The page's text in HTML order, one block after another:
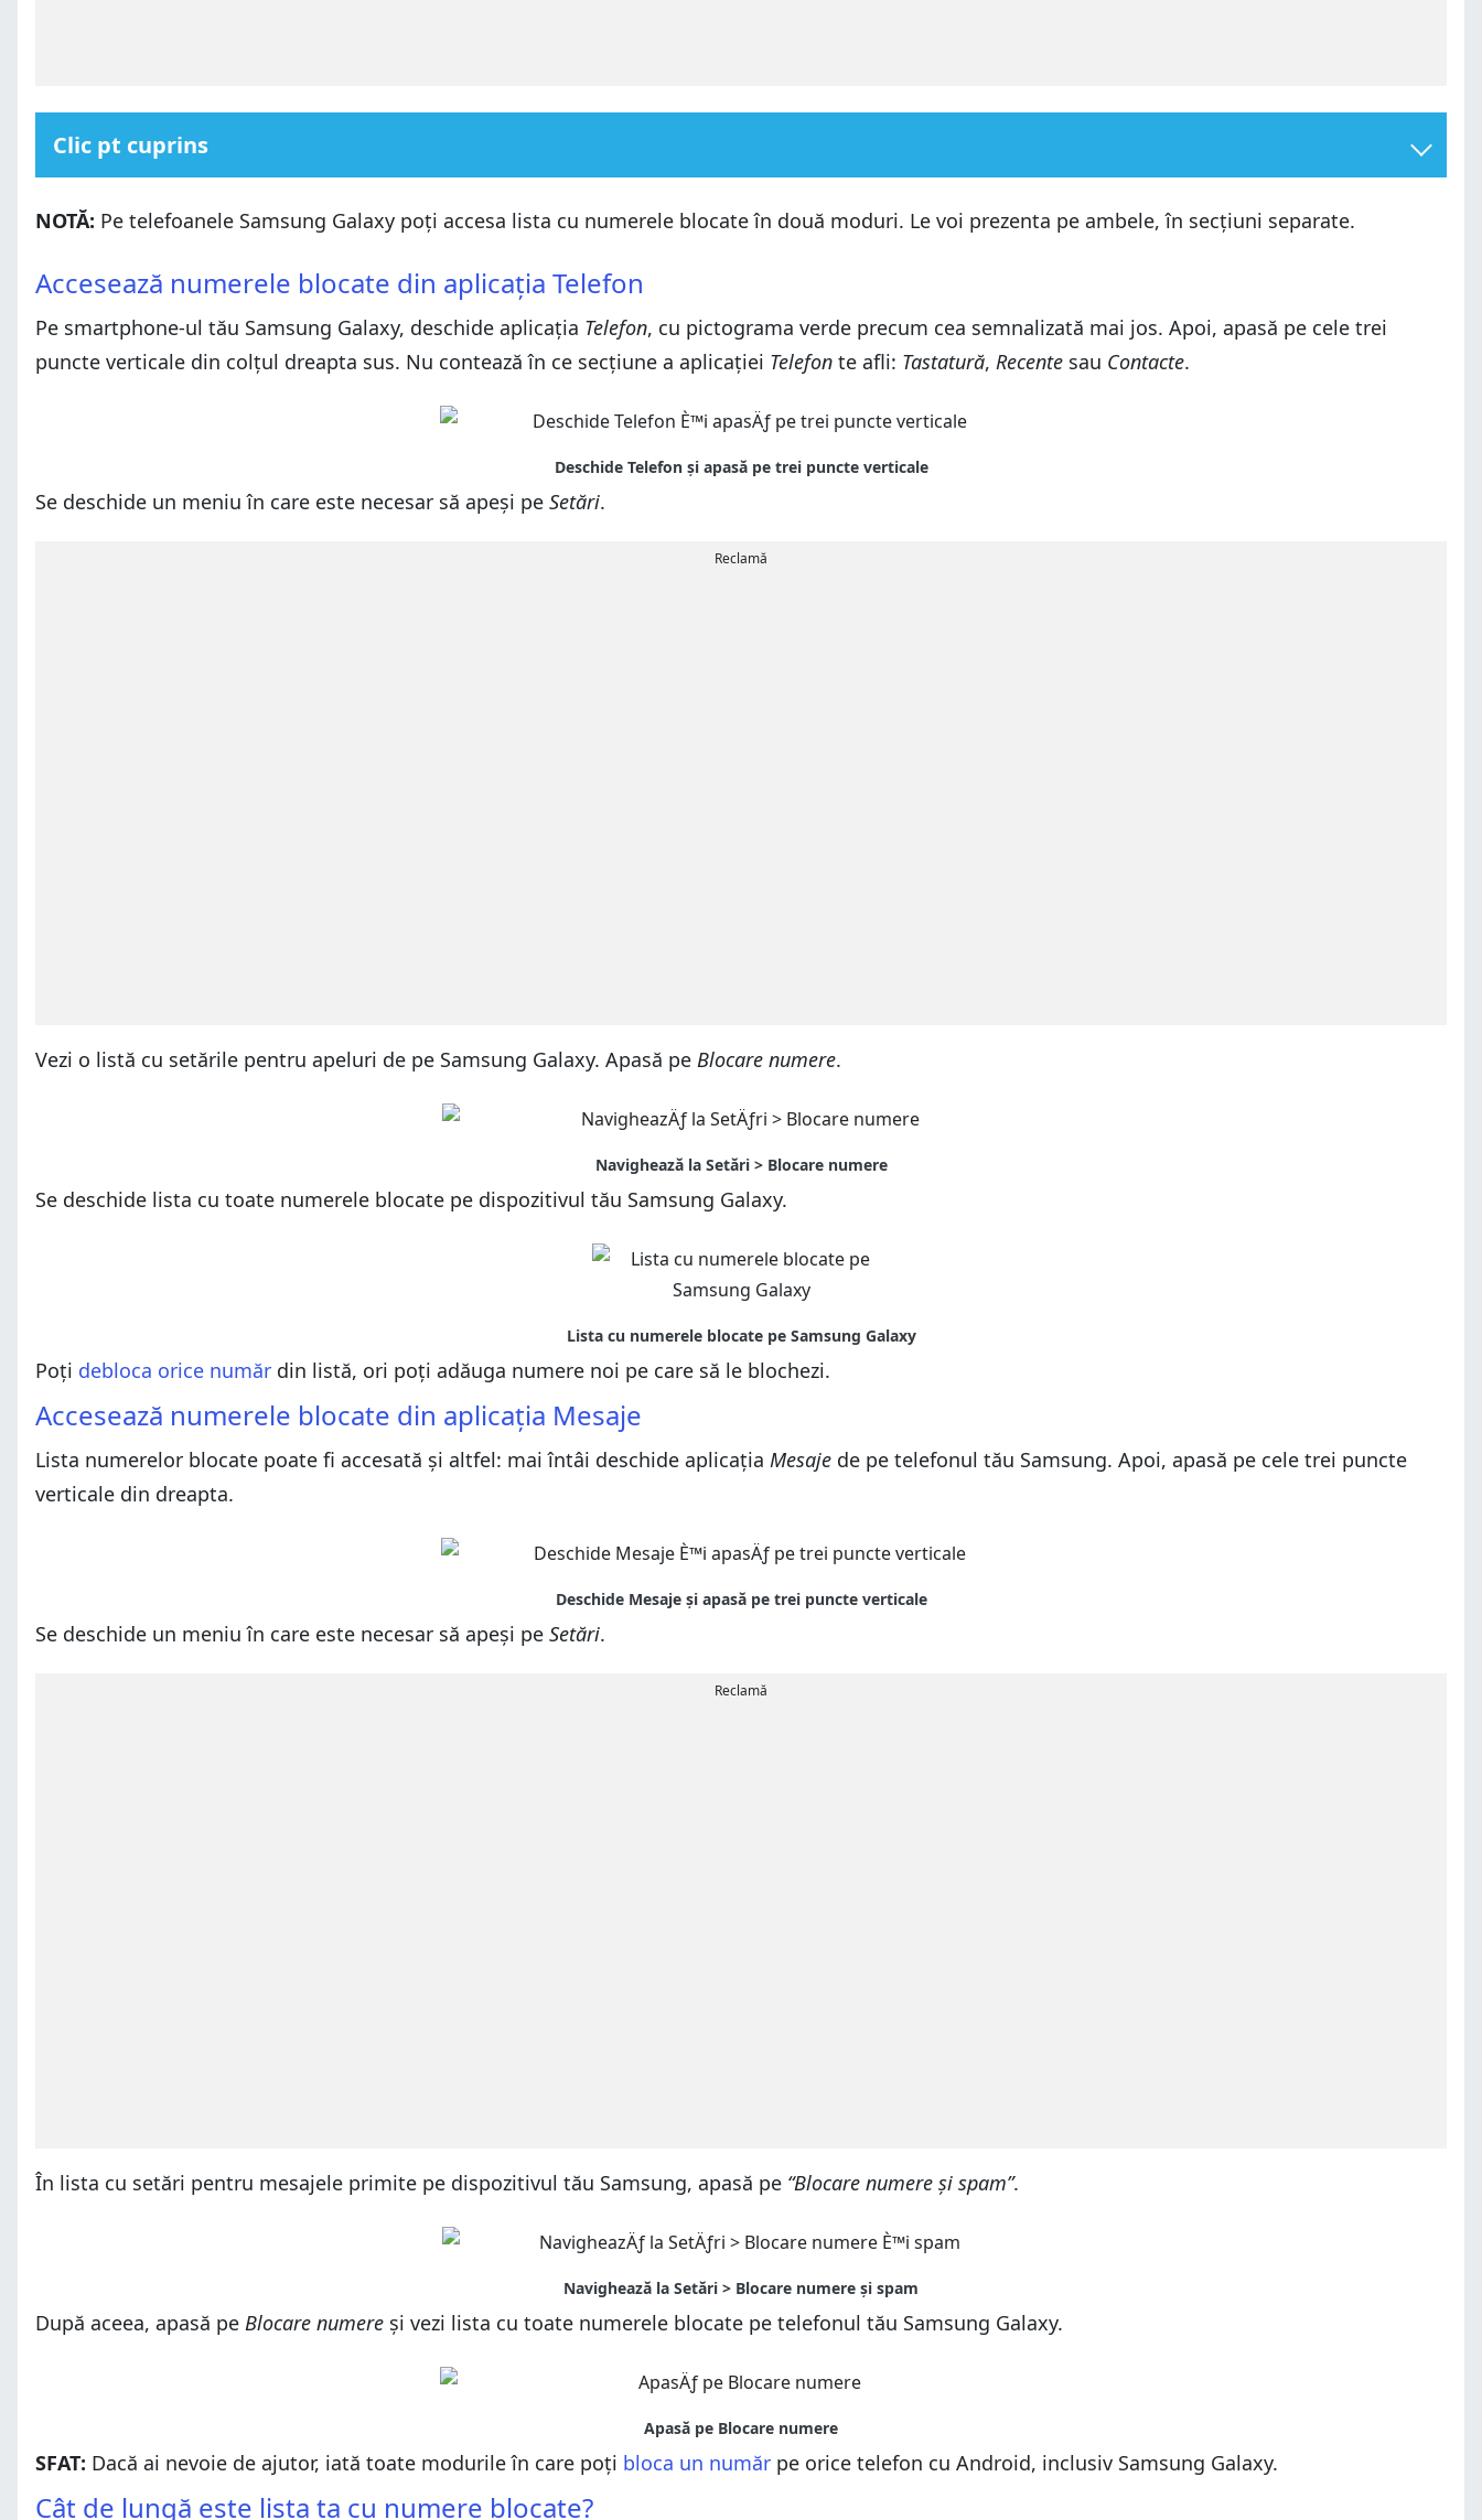
Clic pt cuprins
Accesează numerele blocate din aplicația Mesaje
NOTĂ: Pe telefoanele Samsung Galaxy poți accesa lista cu numerele blocate în două moduri. Le voi prezenta pe ambele, în secțiuni separate.
Accesează numerele blocate din aplicația Mesaje
Cât de lungă este lista ta cu numere blocate?
Accesează numerele blocate din aplicația Telefon
Pe smartphone-ul tău Samsung Galaxy, deschide aplicația Telefon, cu pictograma verde precum cea semnalizată mai jos. Apoi, apasă pe cele trei
puncte verticale din colțul dreapta sus. Nu contează în ce secțiune a aplicației Telefon te afli: Tastatură, Recente sau Contacte.
Se deschide un meniu în care este necesar să apeși pe Setări.
Reclamă
Vezi o listă cu setările pentru apeluri de pe Samsung Galaxy. Apasă pe Blocare numere.
Se deschide lista cu toate numerele blocate pe dispozitivul tău Samsung Galaxy.
Poți debloca orice număr din listă, ori poți adăuga numere noi pe care să le blochezi.
Accesează numerele blocate din aplicația Mesaje
Lista numerelor blocate poate fi accesată și altfel: mai întâi deschide aplicația Mesaje de pe telefonul tău Samsung. Apoi, apasă pe cele trei puncte
verticale din dreapta.
Se deschide un meniu în care este necesar să apeși pe Setări.
Reclamă
În lista cu setări pentru mesajele primite pe dispozitivul tău Samsung, apasă pe “Blocare numere și spam”.
După aceea, apasă pe Blocare numere și vezi lista cu toate numerele blocate pe telefonul tău Samsung Galaxy.
SFAT: Dacă ai nevoie de ajutor, iată toate modurile în care poți bloca un număr pe orice telefon cu Android, inclusiv Samsung Galaxy.
Cât de lungă este lista ta cu numere blocate?